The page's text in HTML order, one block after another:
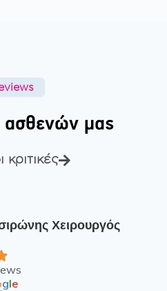
ασθενών μας
Χειρουργός
gle